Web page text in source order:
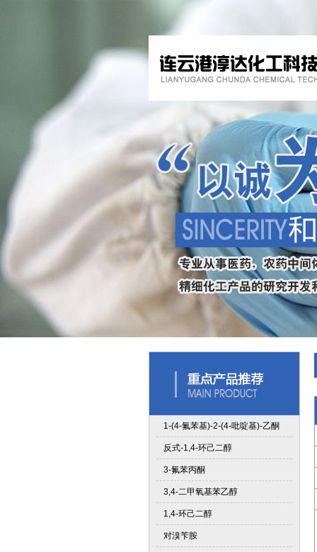
1-(4-氟苯基)-2-(4-吡啶基)-乙酮
反式-1,4-环己二醇
3-氟苯丙酮
3,4-二甲氧基苯乙醇
1,4-环己二醇
对溴苄胺